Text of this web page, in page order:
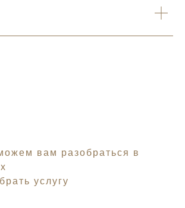
вам разобраться в
услугу